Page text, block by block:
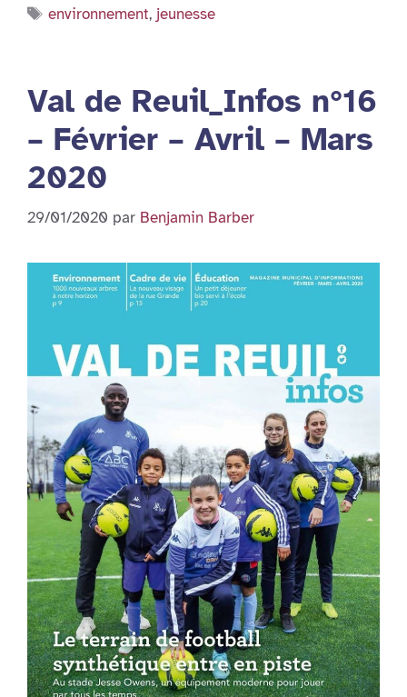
Étiquettes
environnement, jeunesse
Val de Reuil_Infos n°16
– Février – Avril – Mars
2020
29/01/2020 par Benjamin Barber